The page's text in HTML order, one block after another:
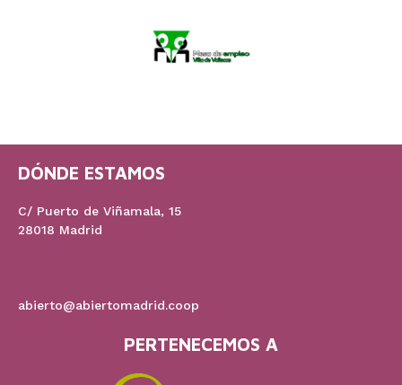
DÓNDE ESTAMOS
C/ Puerto de Viñamala, 15
28018 Madrid
abierto@abiertomadrid.coop
PERTENECEMOS A